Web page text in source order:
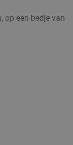
op een bedje van